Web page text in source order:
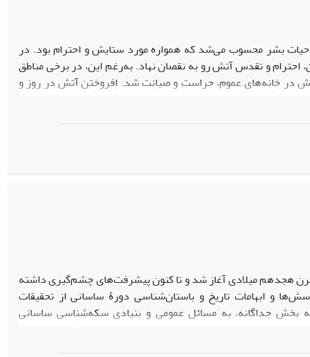
حیات بشر محسوب می‌شد که همواره مورد ستایش و احترام بود. در
احترام و تقدس آتش رو به ‌نقصان نهاد. به‌رغم این، در برخی مناطق
در خانه‌های عموم، حراست و صیانت شد. افروختن آتش در روز و
آن و نام‌گذاری فرزندان به اسم آذر، آتش، آتشین و آتشو از
اجتماعی عشایر و ساخت سنتی بعضی اقوام، نام تش (= آتش) مبین
آن است که آتش و قداست آن در تمام امور زندگی عشایر و اقوام
هجدهم میلادی آغاز شد و تا کنون پیشرفت‌های چشم‌گیری داشته
و ابهامات تاریخ و باستان‌شناسی دورۀ ساسانی از تحقیقات
جداگانه، به مسائل عمومی و بنیادی سکه‌شناسی ساسانی
و دستاوردهای تحقیقات سکه‌شناسی ساسانی از آغاز تا امروز،
نو و مبانی روش‌شناختی این مطالعات آگاه سازد.